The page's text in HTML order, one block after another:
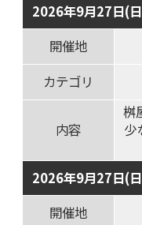
2026年9月27日(
開催地
カテゴリ
内容
桝
少
2026年9月27日(
開催地